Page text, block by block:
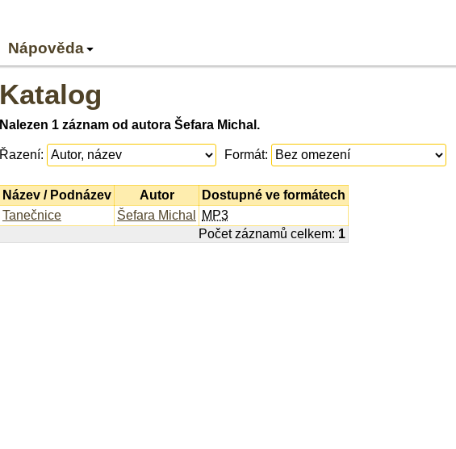
Nápověda
Katalog
Nalezen 1 záznam od autora Šefara Michal.
Řazení: Formát:
Název / Podnázev Autor
Dostupné ve formátech
Tanečnice
Šefara Michal
MP3
Počet záznamů celkem: 1